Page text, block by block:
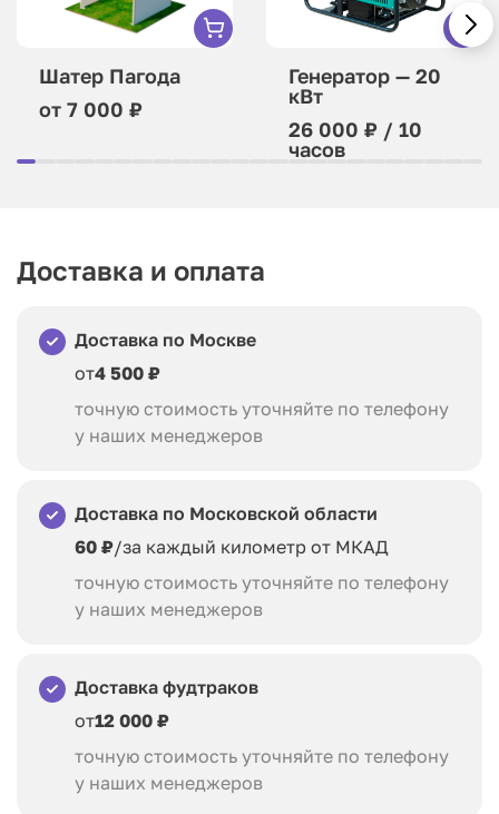
Шатер Пагода
от 7 000 ₽
Генератор — 20
кВт
26 000 ₽ / 10
часов
Доставка и оплата
Доставка по Москве
от4 500 ₽
точную стоимость уточняйте по телефону
у наших менеджеров
Доставка по Московской области
60 ₽/за каждый километр от МКАД
точную стоимость уточняйте по телефону
у наших менеджеров
Доставка фудтраков
от12 000 ₽
точную стоимость уточняйте по телефону
у наших менеджеров